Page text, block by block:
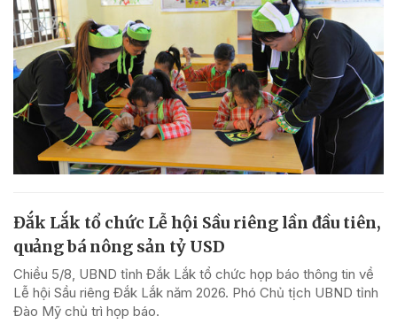
Đắk Lắk tổ chức Lễ hội Sầu riêng lần đầu tiên,
quảng bá nông sản tỷ USD
Chiều 5/8, UBND tỉnh Đắk Lắk tổ chức họp báo thông tin về
Lễ hội Sầu riêng Đắk Lắk năm 2026. Phó Chủ tịch UBND tỉnh
Đào Mỹ chủ trì họp báo.